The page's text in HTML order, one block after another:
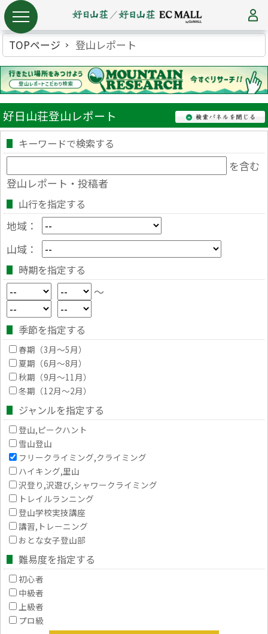
TOPページ 登山レポート
好日山荘登山レポート
キーワードで検索する
を含む
登山レポート・投稿者
山行を指定する
地域：
山域：
時期を指定する
～
季節を指定する
春期（3月～5月）
夏期（6月～8月）
秋期（9月～11月）
冬期（12月～2月）
ジャンルを指定する
登山,ピークハント
雪山登山
フリークライミング,クライミング
ハイキング,里山
沢登り,沢遊び,シャワークライミング
トレイルランニング
登山学校実技講座
講習,トレーニング
おとな女子登山部
難易度を指定する
初心者
中級者
上級者
プロ級